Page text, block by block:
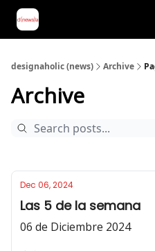
designaholic (news) Archive
Archive
Dec 06, 2024
Las 5 de la semana
06 de Diciembre 2024